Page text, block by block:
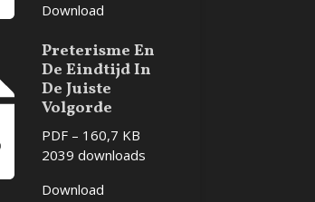
Download
Preterisme En
De Eindtijd In
De Juiste
Volgorde
PDF – 160,7 KB
2039 downloads
Download